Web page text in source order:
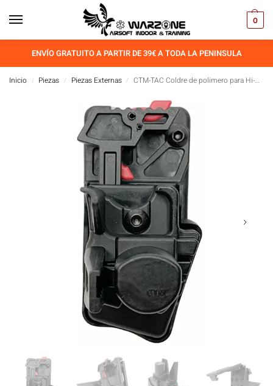
0
ENVÍO GRATUITO A PARTIR DE 39€ A TODA LA PENINSULA
Inicio / Piezas / Piezas Externas / CTM-TAC Coldre de polimero para Hi-Capa Negro